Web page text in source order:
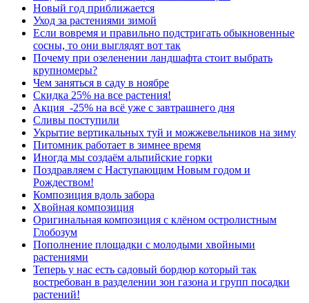
Новый год приближается
Уход за растениями зимой
Если вовремя и правильно подстригать обыкновенные
сосны, то они выглядят вот так
Почему при озеленении ландшафта стоит выбрать
крупномеры?
Чем заняться в саду в ноябре
Скидка 25% на все растения!
Акция -25% на всё уже с завтрашнего дня
Сливы поступили
Укрытие вертикальных туй и можжевельников на зиму
Питомник работает в зимнее время
Иногда мы создаём альпийские горки
Поздравляем с Наступающим Новым годом и
Рождеством!
Композиция вдоль забора
Хвойная композиция
Оригинальная композиция с клёном остролистным
Глобозум
Пополнение площадки с молодыми хвойными
растениями
Теперь у нас есть садовый бордюр который так
востребован в разделении зон газона и групп посадки
растений!